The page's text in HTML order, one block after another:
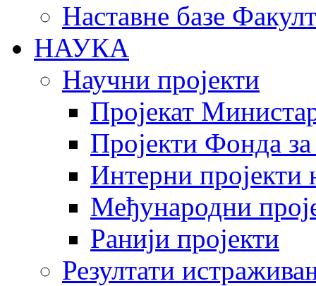
Наставне базе
НАУКА
Научни пројекти
Пројекат
Пројекти Фонда
Интерни пројекти
Међународни
Ранији пројекти
Резултати